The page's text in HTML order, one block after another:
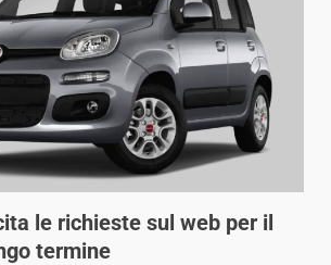
le richieste sul web per il
termine